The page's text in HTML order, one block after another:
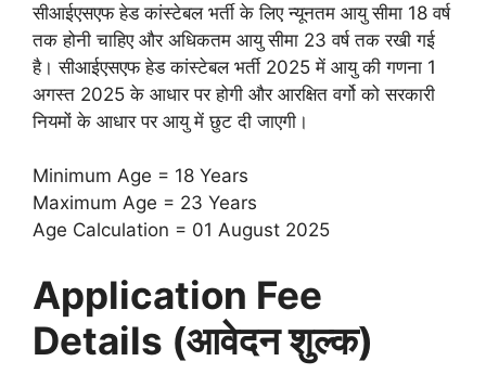
सीआईएसएफ हेड कांस्टेबल भर्ती के लिए न्यूनतम आयु सीमा 18 वर्ष
तक होनी चाहिए और अधिकतम आयु सीमा 23 वर्ष तक रखी गई
है। सीआईएसएफ हेड कांस्टेबल भर्ती 2025 में आयु की गणना 1
अगस्त 2025 के आधार पर होगी और आरक्षित वर्गो को सरकारी
नियमों के आधार पर आयु में छुट दी जाएगी।
Minimum Age = 18 Years
Maximum Age = 23 Years
Age Calculation = 01 August 2025
Application Fee
Details (आवेदन शुल्क)